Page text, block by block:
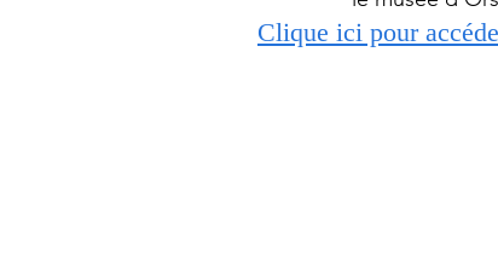
Clique ici pour